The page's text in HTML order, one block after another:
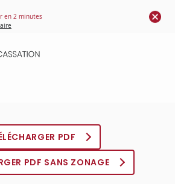
en 2 minutes
PDF
PDF SANS ZONAGE